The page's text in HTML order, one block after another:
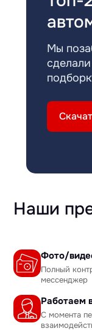
Мы
Наши
Фото/
Полный
мессенджер
Работаем
С момента